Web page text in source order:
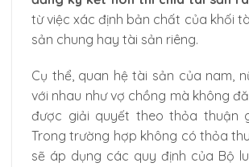
từ việc xác định bản chất của khối
sản chung hay tài sản riêng.
Cụ thể, quan hệ tài sản của nam,
với nhau như vợ chồng mà không
được giải quyết theo thỏa thuận
Trong trường hợp không có thỏa
sẽ áp dụng các quy định của Bộ